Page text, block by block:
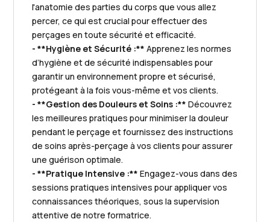
l'anatomie des parties du corps que vous allez
percer, ce qui est crucial pour effectuer des
perçages en toute sécurité et efficacité.
- **Hygiène et Sécurité :** Apprenez les normes
d’hygiène et de sécurité indispensables pour
garantir un environnement propre et sécurisé,
protégeant à la fois vous-même et vos clients.
- **Gestion des Douleurs et Soins :** Découvrez
les meilleures pratiques pour minimiser la douleur
pendant le perçage et fournissez des instructions
de soins après-perçage à vos clients pour assurer
une guérison optimale.
- **Pratique Intensive :** Engagez-vous dans des
sessions pratiques intensives pour appliquer vos
connaissances théoriques, sous la supervision
attentive de notre formatrice.